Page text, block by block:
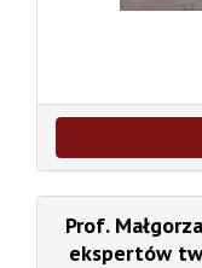
Prof.
ekspertów